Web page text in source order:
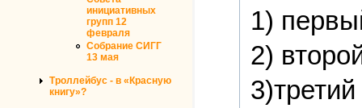
инициативных
групп 12
февраля
Собрание СИГГ
13 мая
Троллейбус - в «Красную
книгу»?
1)
2)